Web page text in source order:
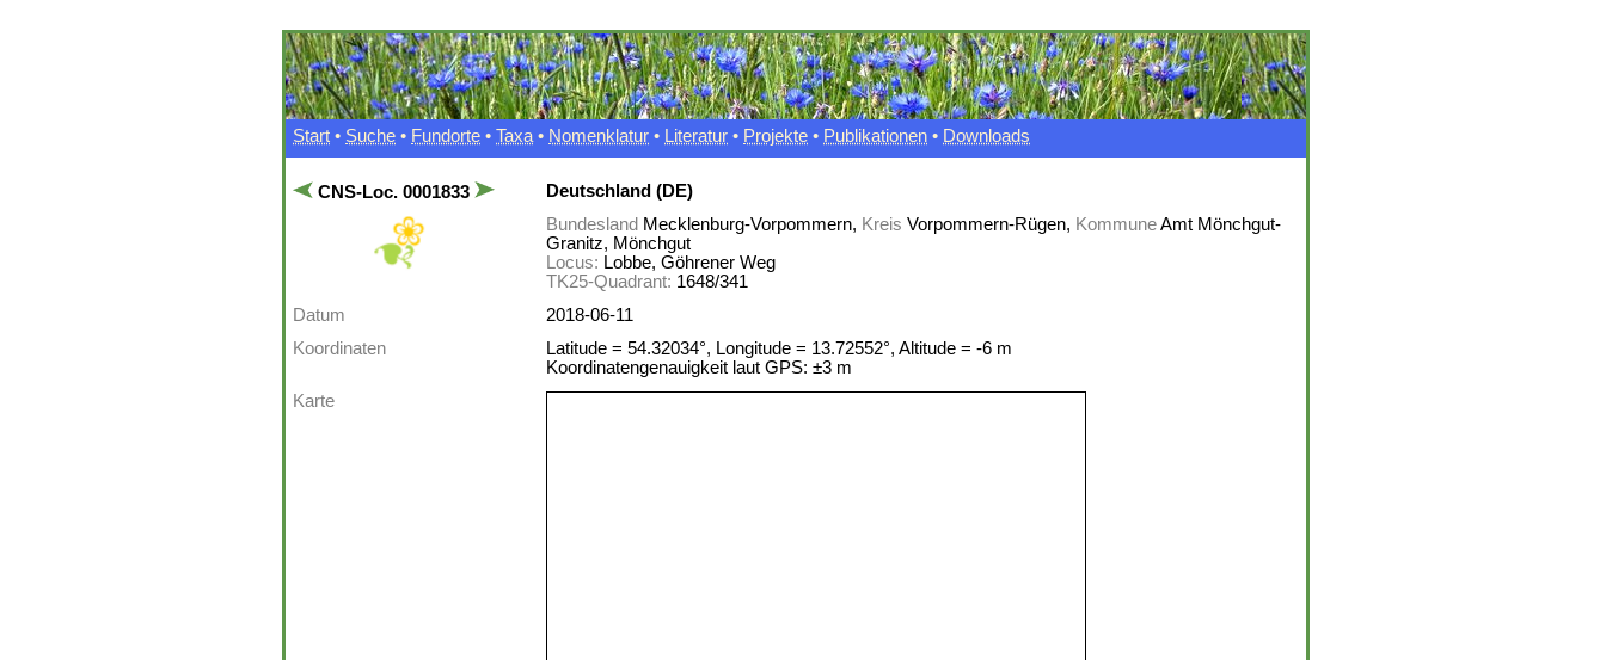
Start • Suche • Fundorte • Taxa • Nomenklatur • Literatur • Projekte • Publikationen • Downloads
CNS-Loc. 0001833
Deutschland (DE)
Bundesland Mecklenburg-Vorpommern, Kreis Vorpommern-Rügen, KommuneAmt Mönchgut-
Granitz, Mönchgut
Locus: Lobbe, Göhrener Weg
TK25-Quadrant: 1648/341
Datum
2018-06-11
Koordinaten
Latitude = 54.32034°, Longitude = 13.72552°, Altitude = -6 m
Koordinatengenauigkeit laut GPS: ±3 m
Karte